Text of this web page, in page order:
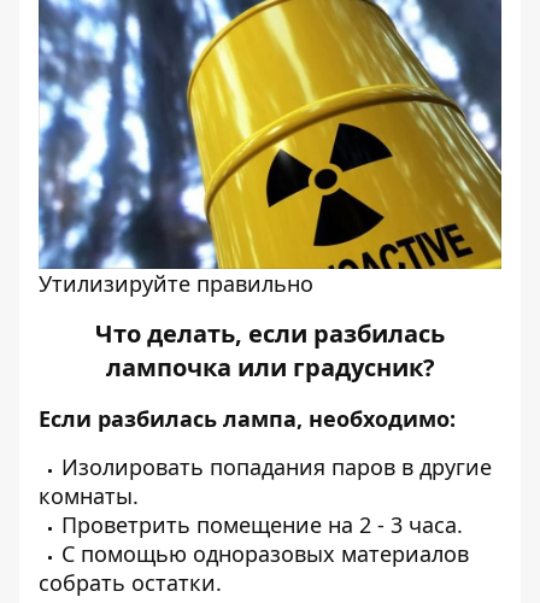
Утилизируйте правильно
Что делать, если разбилась
лампочка или градусник?
Если разбилась лампа, необходимо:
Изолировать попадания паров в другие
комнаты.
Проветрить помещение на 2 - 3 часа.
С помощью одноразовых материалов
собрать остатки.